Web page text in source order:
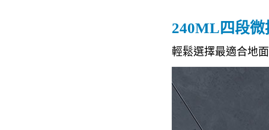
240ML四段微
輕鬆選擇最適合地